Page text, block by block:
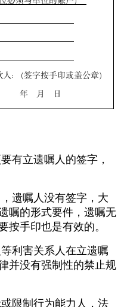
有立遗嘱人的签字，
遗嘱人没有签字，大
嘱的形式要件，遗嘱无
按手印也是有效的。
利害关系人在立遗嘱
并没有强制性的禁止规
限制行为能力人，法